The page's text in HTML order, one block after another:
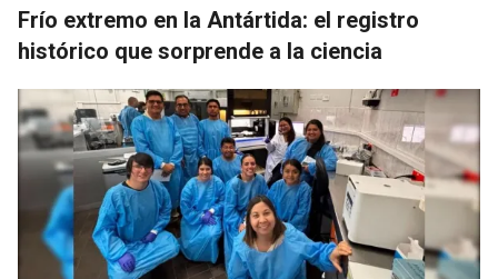
Frío extremo en la Antártida: el registro
histórico que sorprende a la ciencia